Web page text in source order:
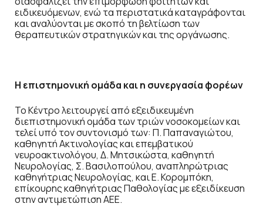
ειδικευόμενων, ενώ τα περιστατικά καταγράφονται
και αναλύονται με σκοπό τη βελτίωση των
θεραπευτικών στρατηγικών και της οργάνωσης.
Η επιστημονική ομάδα και η συνεργασία φορέων
Το Κέντρο λειτουργεί από εξειδικευμένη
διεπιστημονική ομάδα των τριών νοσοκομείων και
τελεί υπό τον συντονισμό των: Π. Παπαναγιώτου,
καθηγητή Ακτινολογίας και επεμβατικού
νευροακτινολόγου, Δ. Μητσικώστα, καθηγητή
Νευρολογίας, Σ. Βασιλοπούλου, αναπληρώτριας
καθηγήτριας Νευρολογίας, και Ε. Κορομπόκη,
επίκουρης καθηγήτριας Παθολογίας με εξειδίκευση
στην αντιμετώπιση ΑΕΕ.